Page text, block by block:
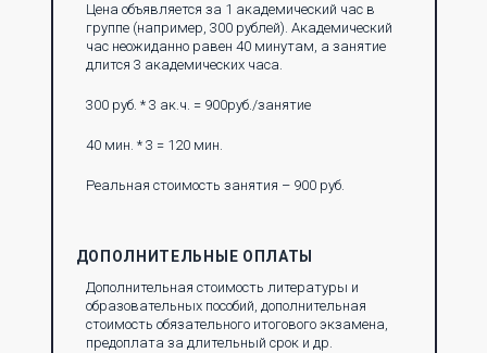
Цена объявляется за 1 академический час в
группе (например, 300 рублей). Академический
час неожиданно равен 40 минутам, а занятие
длится 3 академических часа.
300 руб. * 3 ак.ч. = 900руб./занятие
40 мин. * 3 = 120 мин.
Реальная стоимость занятия – 900 руб.
ДОПОЛНИТЕЛЬНЫЕ ОПЛАТЫ
Дополнительная стоимость литературы и
образовательных пособий, дополнительная
стоимость обязательного итогового экзамена,
предоплата за длительный срок и др.